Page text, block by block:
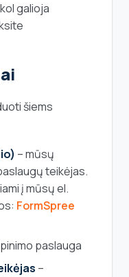
kol galioja
šiems
– mūsų
teikėjas.
į mūsų el.
FormSpree
paslauga
–